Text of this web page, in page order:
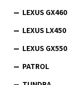
LEXUS GX460
LEXUS LX450
LEXUS GX550
PATROL